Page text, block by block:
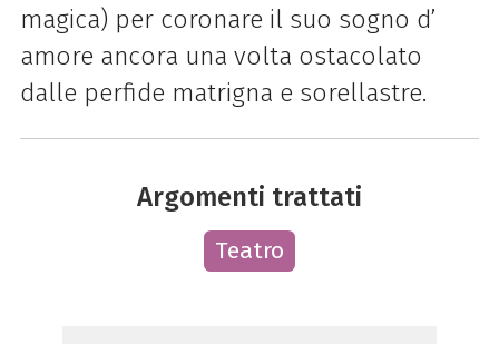
magica) per coronare il suo sogno d’
amore ancora una volta ostacolato
dalle perfide matrigna e sorellastre.
Argomenti trattati
Teatro